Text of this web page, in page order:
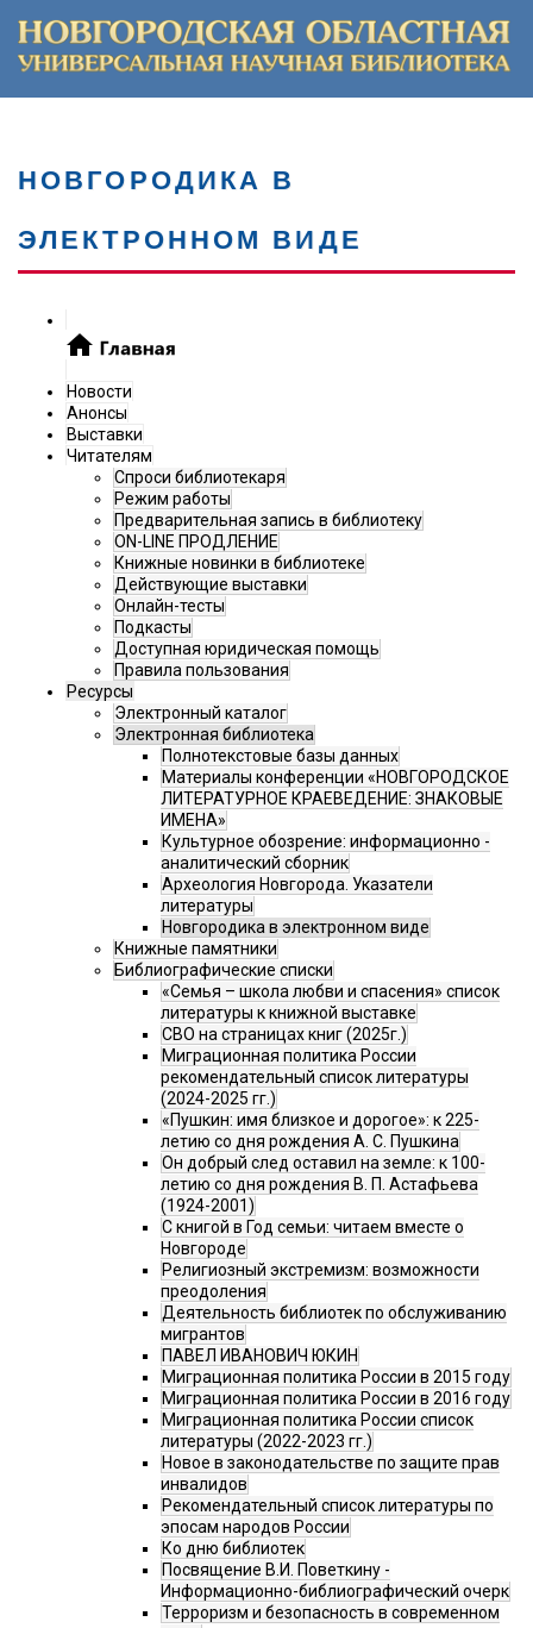
НОВГОРОДИКА В
ЭЛЕКТРОННОМ ВИДЕ
Новости
Анонсы
Выставки
Читателям
Спроси библиотекаря
Режим работы
Предварительная запись в библиотеку
ON-LINE ПРОДЛЕНИЕ
Книжные новинки в библиотеке
Действующие выставки
Онлайн-тесты
Подкасты
Доступная юридическая помощь
Правила пользования
Ресурсы
Электронный каталог
Электронная библиотека
Полнотекстовые базы данных
Материалы конференции «НОВГОРОДСКОЕ
ЛИТЕРАТУРНОЕ КРАЕВЕДЕНИЕ: ЗНАКОВЫЕ
ИМЕНА»
Культурное обозрение: информационно -
аналитический сборник
Археология Новгорода. Указатели
литературы
Новгородика в электронном виде
Книжные памятники
Библиографические списки
«Семья – школа любви и спасения» список
литературы к книжной выставке
СВО на страницах книг (2025г.)
Миграционная политика России
рекомендательный список литературы
(2024-2025 гг.)
«Пушкин: имя близкое и дорогое»: к 225-
летию со дня рождения А. С. Пушкина
Он добрый след оставил на земле: к 100-
летию со дня рождения В. П. Астафьева
(1924-2001)
С книгой в Год семьи: читаем вместе о
Новгороде
Религиозный экстремизм: возможности
преодоления
Деятельность библиотек по обслуживанию
мигрантов
ПАВЕЛ ИВАНОВИЧ ЮКИН
Миграционная политика России в 2015 году
Миграционная политика России в 2016 году
Миграционная политика России список
литературы (2022-2023 гг.)
Новое в законодательстве по защите прав
инвалидов
Рекомендательный список литературы по
эпосам народов России
Ко дню библиотек
Посвящение В.И. Поветкину -
Информационно-библиографический очерк
Терроризм и безопасность в современном